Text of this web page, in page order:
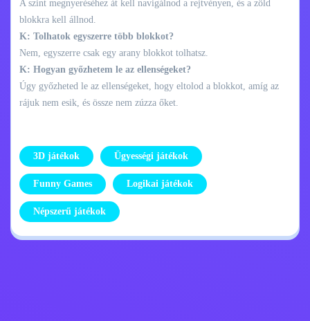
A szint megnyeréséhez át kell navigálnod a rejtvényen, és a zöld
blokkra kell állnod.
K: Tolhatok egyszerre több blokkot?
Nem, egyszerre csak egy arany blokkot tolhatsz.
K: Hogyan győzhetem le az ellenségeket?
Úgy győzheted le az ellenségeket, hogy eltolod a blokkot, amíg az
rájuk nem esik, és össze nem zúzza őket.
3D játékok Ügyességi játékok
Funny Games Logikai játékok
Népszerű játékok